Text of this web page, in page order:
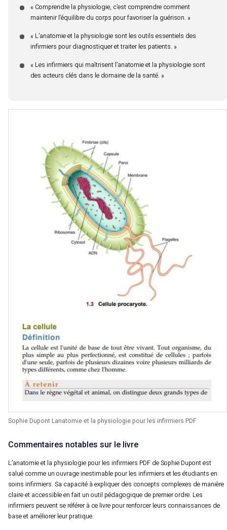
« Comprendre la physiologie, c’est comprendre comment
maintenir l’équilibre du corps pour favoriser la guérison. »
« L’anatomie et la physiologie sont les outils essentiels des
infirmiers pour diagnostiquer et traiter les patients. »
« Les infirmiers qui maîtrisent l’anatomie et la physiologie sont
des acteurs clés dans le domaine de la santé. »
Sophie Dupont Lanatomie et la physiologie pour les infirmiers PDF
Commentaires notables sur le livre
L’anatomie et la physiologie pour les infirmiers PDF de Sophie Dupont est
salué comme un ouvrage inestimable pour les infirmiers et les étudiants en
soins infirmiers. Sa capacité à expliquer des concepts complexes de manière
claire et accessible en fait un outil pédagogique de premier ordre. Les
infirmiers peuvent se référer à ce livre pour renforcer leurs connaissances de
base et améliorer leur pratique.